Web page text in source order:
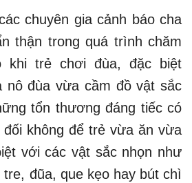
chuyên gia cảnh báo cha
thận trong quá trình chăm
khi trẻ chơi đùa, đặc biệt
nô đùa vừa cầm đồ vật sắc
tổn thương đáng tiếc có
không để trẻ vừa ăn vừa
với các vật sắc nhọn như
đũa, que kẹo hay bút chì